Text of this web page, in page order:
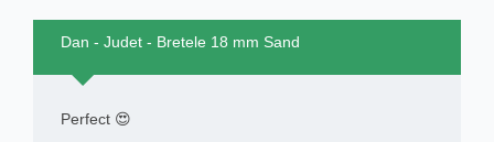
Dan - Judet - Bretele 18 mm Sand
Perfect 😍